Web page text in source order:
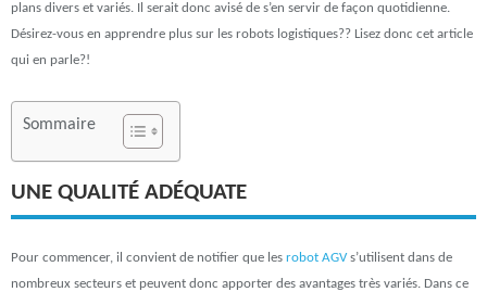
plans divers et variés. Il serait donc avisé de s’en servir de façon quotidienne.
Désirez-vous en apprendre plus sur les robots logistiques?? Lisez donc cet article
qui en parle?!
Sommaire
UNE QUALITÉ ADÉQUATE
Pour commencer, il convient de notifier que les robot AGVs’utilisent dans de
nombreux secteurs et peuvent donc apporter des avantages très variés. Dans ce